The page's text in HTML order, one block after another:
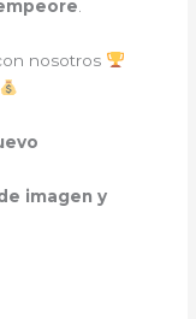
nosotros
imagen y